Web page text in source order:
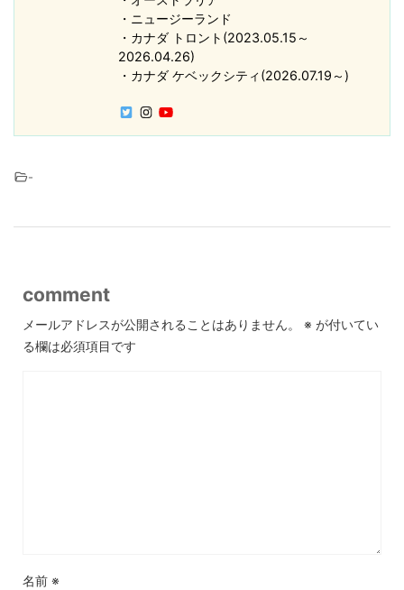
・ニュージーランド
・カナダ トロント(2023.05.15～
2026.04.26)
・カナダ ケベックシティ(2026.07.19～)
-
comment
メールアドレスが公開されることはありません。 ※ が付いてい
る欄は必須項目です
名前 ※